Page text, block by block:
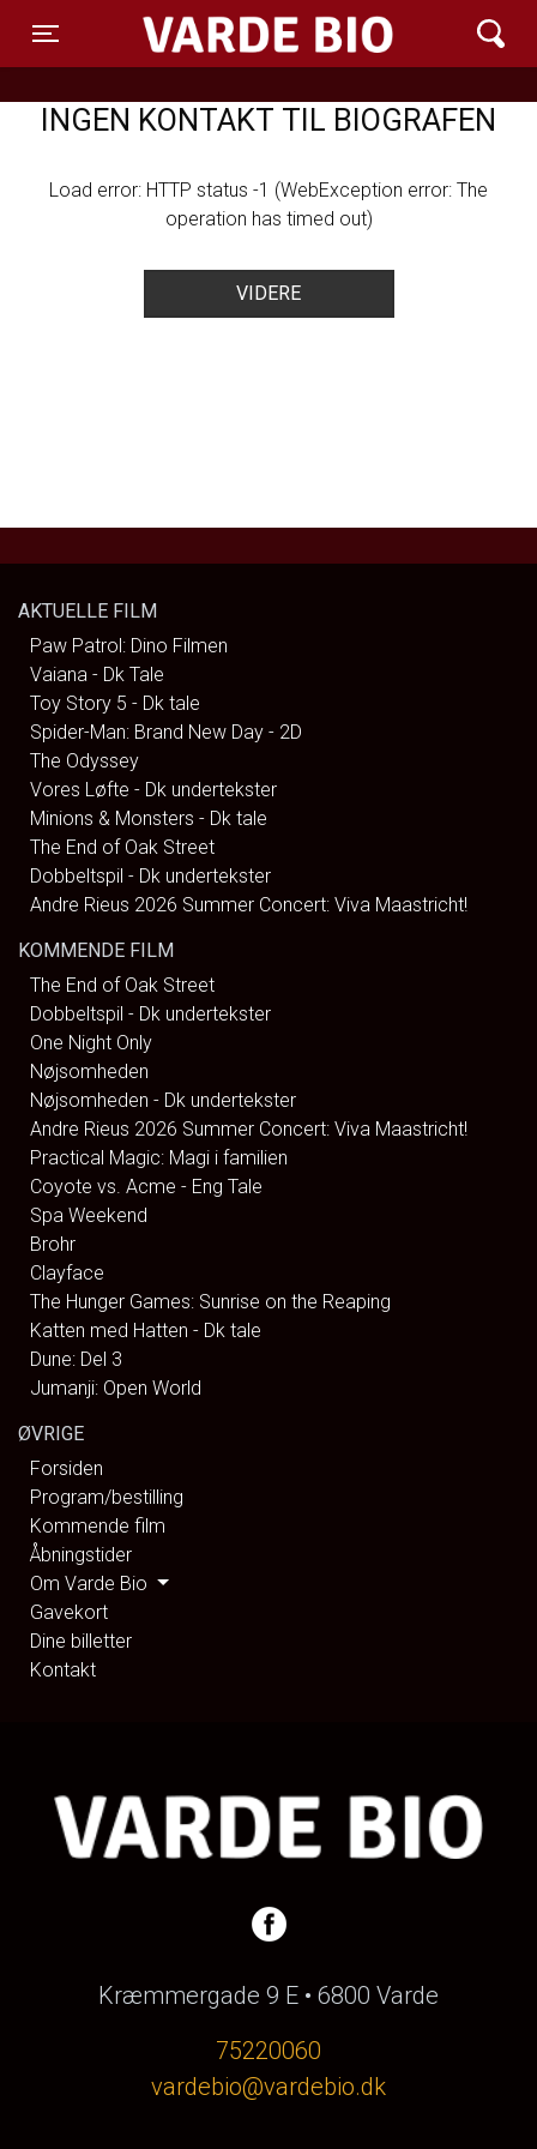
Toggle navigation
Varde Bio ApS
INGEN KONTAKT TIL BIOGRAFEN
Load error: HTTP status -1 (WebException error: The
operation has timed out)
VIDERE
AKTUELLE FILM
Paw Patrol: Dino Filmen
Vaiana - Dk Tale
Toy Story 5 - Dk tale
Spider-Man: Brand New Day - 2D
The Odyssey
Vores Løfte - Dk undertekster
Minions & Monsters - Dk tale
The End of Oak Street
Dobbeltspil - Dk undertekster
Andre Rieus 2026 Summer Concert: Viva Maastricht!
KOMMENDE FILM
The End of Oak Street
Dobbeltspil - Dk undertekster
One Night Only
Nøjsomheden
Nøjsomheden - Dk undertekster
Andre Rieus 2026 Summer Concert: Viva Maastricht!
Practical Magic: Magi i familien
Coyote vs. Acme - Eng Tale
Spa Weekend
Brohr
Clayface
The Hunger Games: Sunrise on the Reaping
Katten med Hatten - Dk tale
Dune: Del 3
Jumanji: Open World
ØVRIGE
Forsiden
Program/bestilling
Kommende film
Åbningstider
Om Varde Bio
Gavekort
Dine billetter
Kontakt
Kræmmergade 9 E • 6800 Varde
75220060
vardebio@vardebio.dk